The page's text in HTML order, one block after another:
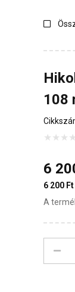
108
6
6 200
A